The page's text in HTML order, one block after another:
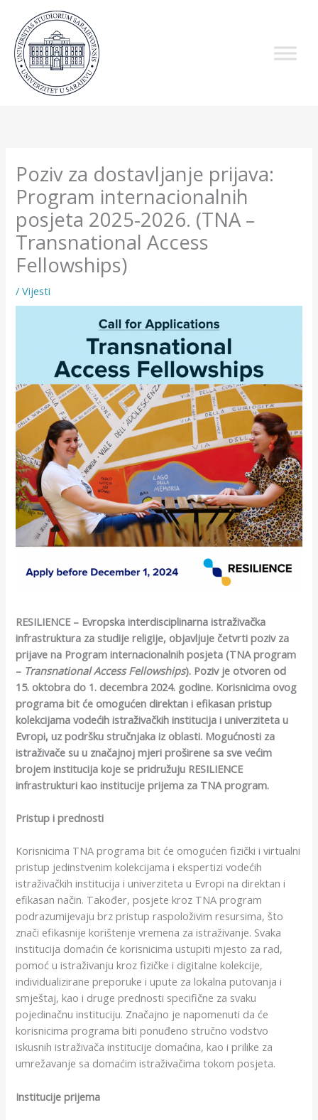
content
Poziv za dostavljanje prijava:
Program internacionalnih
posjeta 2025-2026. (TNA –
Transnational Access
Fellowships)
/Vijesti
RESILIENCE – Evropska interdisciplinarna istraživačka
infrastruktura za studije religije, objavljuje četvrti poziv za
prijave na Program internacionalnih posjeta (TNA program
– Transnational Access Fellowships). Poziv je otvoren od
15. oktobra do 1. decembra 2024. godine. Korisnicima ovog
programa bit će omogućen direktan i efikasan pristup
kolekcijama vodećih istraživačkih institucija i univerziteta u
Evropi, uz podršku stručnjaka iz oblasti. Mogućnosti za
istraživače su u značajnoj mjeri proširene sa sve većim
brojem institucija koje se pridružuju RESILIENCE
infrastrukturi kao institucije prijema za TNA program.
Pristup i prednosti
Korisnicima TNA programa bit će omogućen fizički i virtualni
pristup jedinstvenim kolekcijama i ekspertizi vodećih
istraživačkih institucija i univerziteta u Evropi na direktan i
efikasan način. Također, posjete kroz TNA program
podrazumijevaju brz pristup raspoloživim resursima, što
znači efikasnije korištenje vremena za istraživanje. Svaka
institucija domaćin će korisnicima ustupiti mjesto za rad,
pomoć u istraživanju kroz fizičke i digitalne kolekcije,
individualizirane preporuke i upute za lokalna putovanja i
smještaj, kao i druge prednosti specifične za svaku
pojedinačnu instituciju. Značajno je napomenuti da će
korisnicima programa biti ponuđeno stručno vodstvo
iskusnih istraživača institucije domaćina, kao i prilike za
umrežavanje sa domaćim istraživačima tokom posjeta.
Institucije prijema